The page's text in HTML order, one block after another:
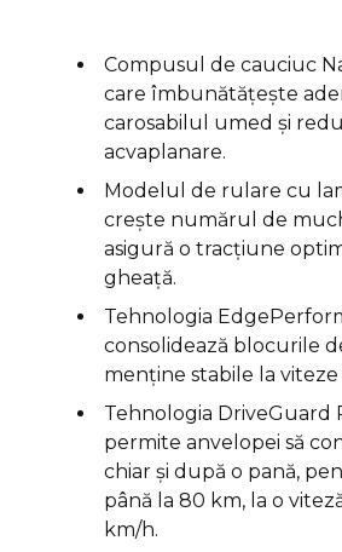
Compusul de cauciuc
care îmbunătățește
carosabilul umed și
acvaplanare.
Modelul de rulare cu
crește numărul de
asigură o tracțiune
gheață.
Tehnologia
consolidează blocurile
menține stabile la viteze
Tehnologia DriveGuard
permite anvelopei să
chiar și după o pană,
până la 80 km, la o
km/h.